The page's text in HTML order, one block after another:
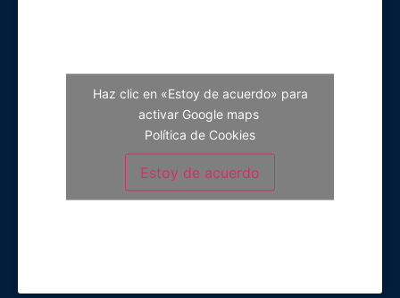
Haz clic en «Estoy de acuerdo» para
activar Google maps
Política de Cookies
Estoy de acuerdo